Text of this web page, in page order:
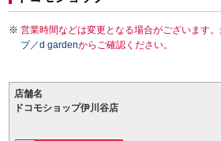
営業時間などは変更となる場合がございます
プ／d gardenからご確認ください。
店舗名
ドコモショップ伊川谷店